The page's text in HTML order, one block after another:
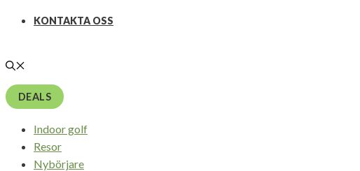
KONTAKTA OSS
DEALS
Indoor golf
Resor
Nybörjare